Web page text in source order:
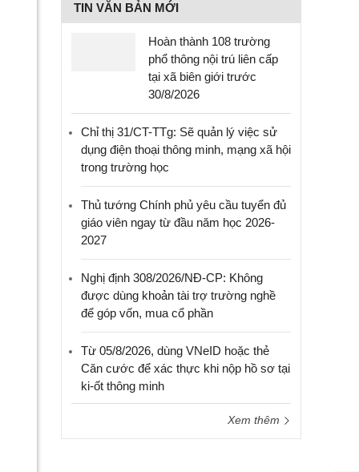
TIN VĂN BẢN MỚI
Hoàn thành 108 trường
phổ thông nội trú liên cấp
tại xã biên giới trước
30/8/2026
Chỉ thị 31/CT-TTg: Sẽ quản lý việc sử
dụng điện thoại thông minh, mạng xã hội
trong trường học
Thủ tướng Chính phủ yêu cầu tuyển đủ
giáo viên ngay từ đầu năm học 2026-
2027
Nghị định 308/2026/NĐ-CP: Không
được dùng khoản tài trợ trường nghề
để góp vốn, mua cổ phần
Từ 05/8/2026, dùng VNeID hoặc thẻ
Căn cước để xác thực khi nộp hồ sơ tại
ki-ốt thông minh
Xem thêm